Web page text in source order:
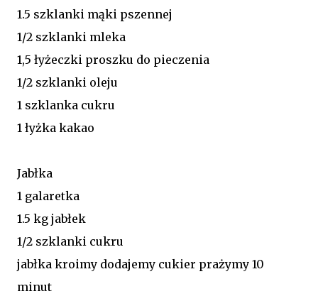
1.5 szklanki mąki pszennej
1/2 szklanki mleka
1,5 łyżeczki proszku do pieczenia
1/2 szklanki oleju
1 szklanka cukru
1 łyżka kakao
Jabłka
1 galaretka
1.5 kg jabłek
1/2 szklanki cukru
jabłka kroimy dodajemy cukier prażymy 10
minut